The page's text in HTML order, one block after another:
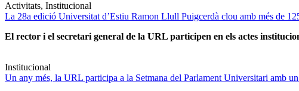
Activitats, Institucional
La 28a edició Universitat d’Estiu Ramon Llull Puigcerdà clou amb més de
El rector i el secretari general de la URL participen en els actes
Institucional
Un any més, la URL participa a la Setmana del Parlament Universitari amb